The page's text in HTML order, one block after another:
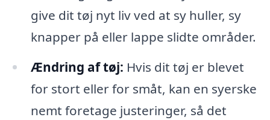
give dit tøj nyt liv ved at sy huller, sy
knapper på eller lappe slidte områder.
Ændring af tøj: Hvis dit tøj er blevet
for stort eller for småt, kan en syerske
nemt foretage justeringer, så det